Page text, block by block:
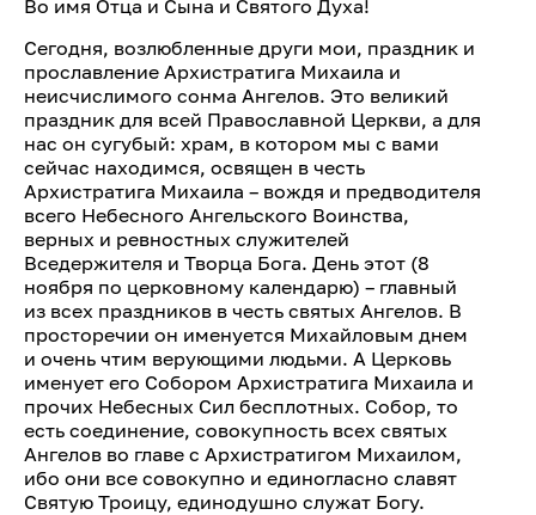
Во имя Отца и Сына и Святого Духа!
Сегодня, возлюбленные други мои, праздник и
прославление Архистратига Михаила и
неисчислимого сонма Ангелов. Это великий
праздник для всей Православной Церкви, а для
нас он сугубый: храм, в котором мы с вами
сейчас находимся, освящен в честь
Архистратига Михаила – вождя и предводителя
всего Небесного Ангельского Воинства,
верных и ревностных служителей
Вседержителя и Творца Бога. День этот (8
ноября по церковному календарю) – главный
из всех праздников в честь святых Ангелов. В
просторечии он именуется Михайловым днем
и очень чтим верующими людьми. А Церковь
именует его Собором Архистратига Михаила и
прочих Небесных Сил бесплотных. Собор, то
есть соединение, совокупность всех святых
Ангелов во главе с Архистратигом Михаилом,
ибо они все совокупно и единогласно славят
Святую Троицу, единодушно служат Богу.